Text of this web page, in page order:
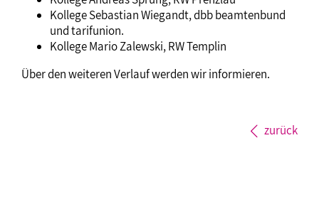
Kollege Sebastian Wiegandt, dbb beamtenbund
und tarifunion.
Kollege Mario Zalewski, RW Templin
Über den weiteren Verlauf werden wir informieren.
zurück